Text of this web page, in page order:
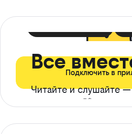
Все
Читайте и слушайте
ограничений*
Подключить в